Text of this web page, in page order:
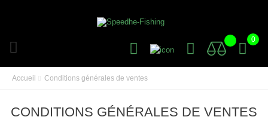
0
Accueil Conditions générales de ventes
CONDITIONS GÉNÉRALES DE VENTES